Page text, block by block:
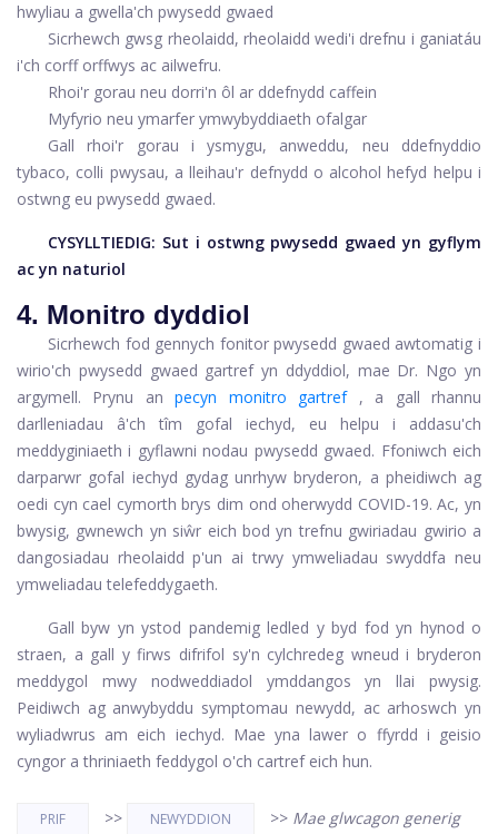
hwyliau a gwella'ch pwysedd gwaed
Sicrhewch gwsg rheolaidd, rheolaidd wedi'i drefnu i ganiatáu
i'ch corff orffwys ac ailwefru.
Rhoi'r gorau neu dorri'n ôl ar ddefnydd caffein
Myfyrio neu ymarfer ymwybyddiaeth ofalgar
Gall rhoi'r gorau i ysmygu, anweddu, neu ddefnyddio
tybaco, colli pwysau, a lleihau'r defnydd o alcohol hefyd helpu i
ostwng eu pwysedd gwaed.
CYSYLLTIEDIG: Sut i ostwng pwysedd gwaed yn gyflym
ac yn naturiol
4. Monitro dyddiol
Sicrhewch fod gennych fonitor pwysedd gwaed awtomatig i
wirio'ch pwysedd gwaed gartref yn ddyddiol, mae Dr. Ngo yn
argymell. Prynu an pecyn monitro gartref
, a gall rhannu
darlleniadau â'ch tîm gofal iechyd, eu helpu i addasu'ch
meddyginiaeth i gyflawni nodau pwysedd gwaed. Ffoniwch eich
darparwr gofal iechyd gydag unrhyw bryderon, a pheidiwch ag
oedi cyn cael cymorth brys dim ond oherwydd COVID-19. Ac, yn
bwysig, gwnewch yn siŵr eich bod yn trefnu gwiriadau gwirio a
dangosiadau rheolaidd p'un ai trwy ymweliadau swyddfa neu
ymweliadau telefeddygaeth.
Gall byw yn ystod pandemig ledled y byd fod yn hynod o
straen, a gall y firws difrifol sy'n cylchredeg wneud i bryderon
meddygol mwy nodweddiadol ymddangos yn llai pwysig.
Peidiwch ag anwybyddu symptomau newydd, ac arhoswch yn
wyliadwrus am eich iechyd. Mae yna lawer o ffyrdd i geisio
cyngor a thriniaeth feddygol o'ch cartref eich hun.
PRIF >> NEWYDDION >> Mae glwcagon generig